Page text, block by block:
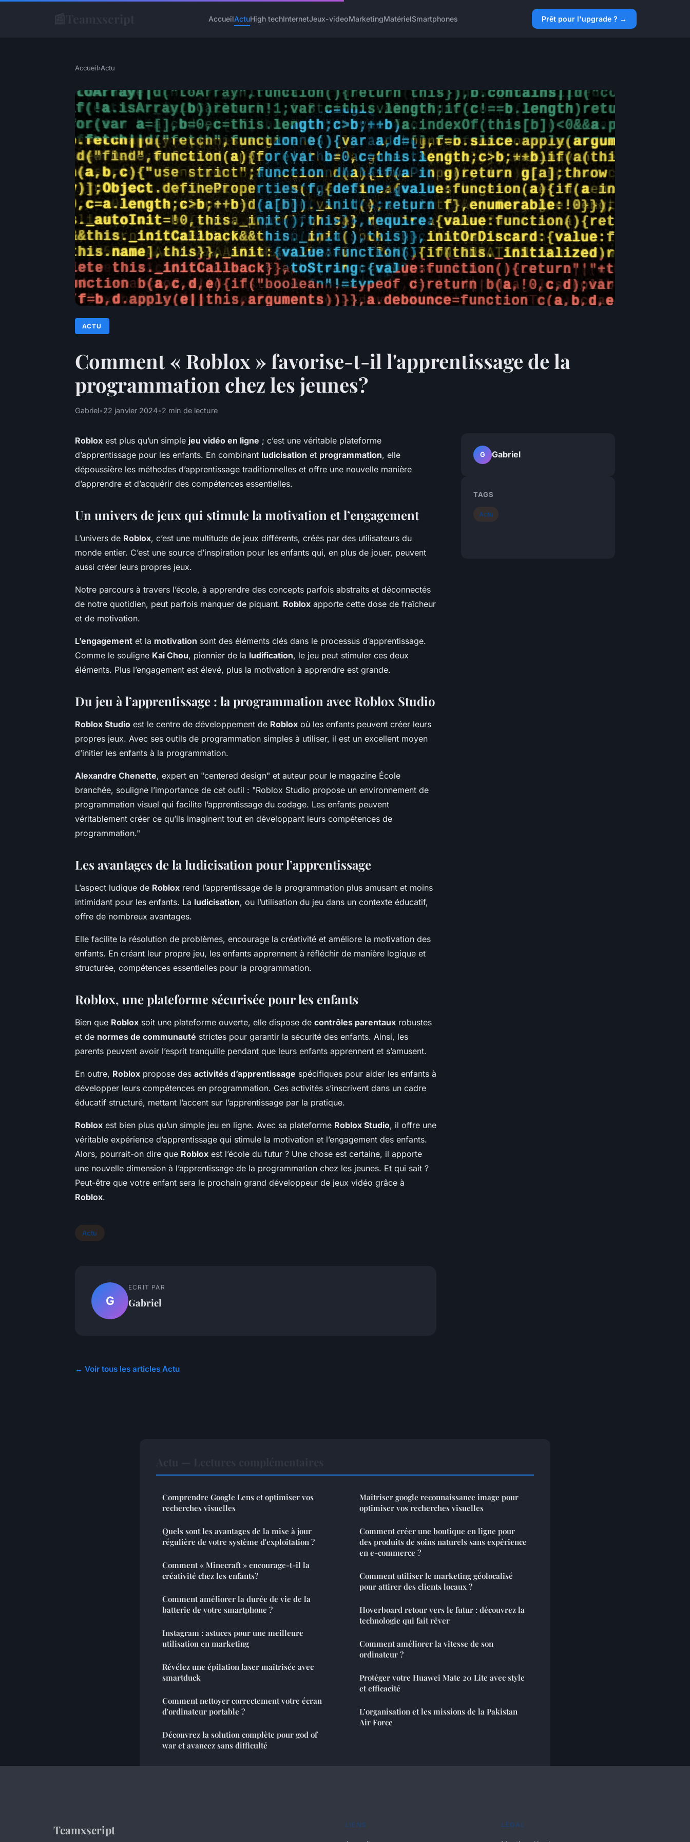
AccueilActuHigh techInternetJeux-videoMarketingMatérielSmartphones Prêt pour l'upgrade ? →
Accueil›Actu
ACTU
Comment « Roblox » favorise-t-il l'apprentissage de la
programmation chez les jeunes?
Gabriel•22 janvier 2024•2 min de lecture
Roblox est plus qu’un simple jeu vidéo en ligne ; c’est une véritable plateforme
d’apprentissage pour les enfants. En combinant ludicisation et programmation, elle
dépoussière les méthodes d’apprentissage traditionnelles et offre une nouvelle manière
d’apprendre et d’acquérir des compétences essentielles.
Un univers de jeux qui stimule la motivation et l’engagement
L’univers de Roblox, c’est une multitude de jeux différents, créés par des utilisateurs du
monde entier. C’est une source d’inspiration pour les enfants qui, en plus de jouer, peuvent
aussi créer leurs propres jeux.
Notre parcours à travers l’école, à apprendre des concepts parfois abstraits et déconnectés
de notre quotidien, peut parfois manquer de piquant. Roblox apporte cette dose de fraîcheur
et de motivation.
L’engagement et la motivation sont des éléments clés dans le processus d’apprentissage.
Comme le souligne Kai Chou, pionnier de la ludification, le jeu peut stimuler ces deux
éléments. Plus l’engagement est élevé, plus la motivation à apprendre est grande.
Du jeu à l’apprentissage : la programmation avec Roblox Studio
Roblox Studio est le centre de développement de Roblox où les enfants peuvent créer leurs
propres jeux. Avec ses outils de programmation simples à utiliser, il est un excellent moyen
d’initier les enfants à la programmation.
Alexandre Chenette, expert en "centered design" et auteur pour le magazine École
branchée, souligne l’importance de cet outil : "Roblox Studio propose un environnement de
programmation visuel qui facilite l’apprentissage du codage. Les enfants peuvent
véritablement créer ce qu’ils imaginent tout en développant leurs compétences de
programmation."
Les avantages de la ludicisation pour l’apprentissage
L’aspect ludique de Roblox rend l’apprentissage de la programmation plus amusant et moins
intimidant pour les enfants. La ludicisation, ou l’utilisation du jeu dans un contexte éducatif,
offre de nombreux avantages.
Elle facilite la résolution de problèmes, encourage la créativité et améliore la motivation des
enfants. En créant leur propre jeu, les enfants apprennent à réfléchir de manière logique et
structurée, compétences essentielles pour la programmation.
Roblox, une plateforme sécurisée pour les enfants
Bien que Roblox soit une plateforme ouverte, elle dispose de contrôles parentaux robustes
et de normes de communauté strictes pour garantir la sécurité des enfants. Ainsi, les
parents peuvent avoir l’esprit tranquille pendant que leurs enfants apprennent et s’amusent.
En outre, Roblox propose des activités d’apprentissage spécifiques pour aider les enfants à
développer leurs compétences en programmation. Ces activités s’inscrivent dans un cadre
éducatif structuré, mettant l’accent sur l’apprentissage par la pratique.
Roblox est bien plus qu’un simple jeu en ligne. Avec sa plateforme Roblox Studio, il offre une
véritable expérience d’apprentissage qui stimule la motivation et l’engagement des enfants.
Alors, pourrait-on dire que Roblox est l’école du futur ? Une chose est certaine, il apporte
une nouvelle dimension à l’apprentissage de la programmation chez les jeunes. Et qui sait ?
Peut-être que votre enfant sera le prochain grand développeur de jeux vidéo grâce à
Roblox.
Actu
G
ECRIT PAR
Gabriel
← Voir tous les articles Actu
G Gabriel
TAGS
Actu
Comprendre Google Lens et optimiser vos
recherches visuelles
Quels sont les avantages de la mise à jour
régulière de votre système d'exploitation ?
Comment « Minecraft » encourage-t-il la
créativité chez les enfants?
Comment améliorer la durée de vie de la
batterie de votre smartphone ?
Instagram : astuces pour une meilleure
utilisation en marketing
Révélez une épilation laser maîtrisée avec
smartduck
Comment nettoyer correctement votre écran
d'ordinateur portable ?
Découvrez la solution complète pour god of
war et avancez sans difficulté
Maîtriser google reconnaissance image pour
optimiser vos recherches visuelles
Comment créer une boutique en ligne pour
des produits de soins naturels sans expérience
en e-commerce ?
Comment utiliser le marketing géolocalisé
pour attirer des clients locaux ?
Hoverboard retour vers le futur : découvrez la
technologie qui fait rêver
Comment améliorer la vitesse de son
ordinateur ?
Protéger votre Huawei Mate 20 Lite avec style
et efficacité
L’organisation et les missions de la Pakistan
Air Force
Teamxscript LIENS LÉGAL